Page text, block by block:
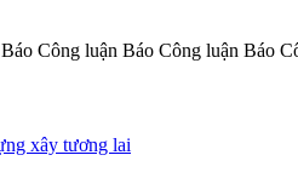
Báo Công luận Báo Công luận Báo